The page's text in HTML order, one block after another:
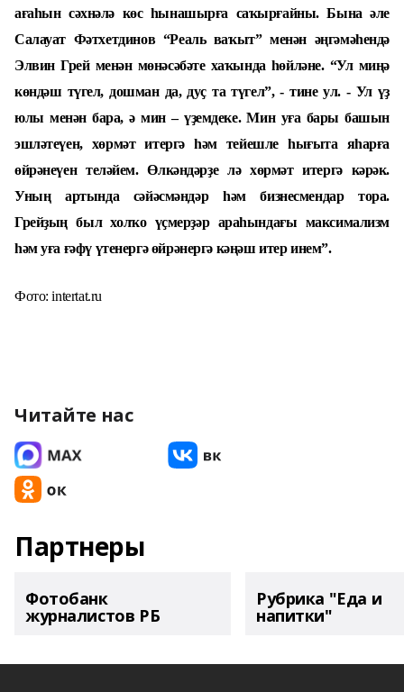
ағаһын сәхнәлә көс һынашырға саҡырғайны. Бына әле
Салауат Фәтхетдинов “Реаль ваҡыт” менән әңгәмәһендә
Элвин Грей менән мөнәсәбәте хаҡында һөйләне. “Ул миңә
көндәш түгел, дошман да, дуҫ та түгел”, - тине ул. - Ул үҙ
юлы менән бара, ә мин – үҙемдеке. Мин уға бары башын
эшләтеүен, хөрмәт итергә һәм тейешле һығыта яһарға
өйрәнеүен теләйем. Өлкәндәрҙе лә хөрмәт итергә кәрәк.
Уның артында сәйәсмәндәр һәм бизнесмендар тора.
Грейҙың был холҡо үҫмерҙәр араһындағы максимализм
һәм уға ғәфү үтенергә өйрәнергә кәңәш итер инем”.
Фото: intertat.ru
Читайте нас
Партнеры
Фотобанк
журналистов РБ
Рубрика "Еда и
напитки"